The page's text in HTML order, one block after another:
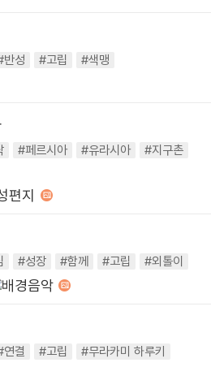
반성 #고립 #색맹
#페르시아 #유라시아
#지구촌
#성장 #함께 #고립 #외톨이
연결 #고립 #무라카미 하루키